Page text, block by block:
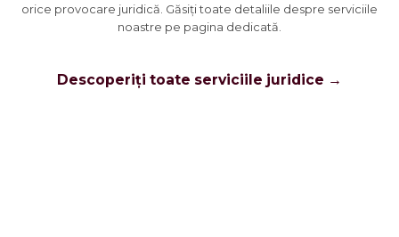
orice provocare juridică. Găsiți toate detaliile despre serviciile
noastre pe pagina dedicată.
Descoperiți toate serviciile juridice →